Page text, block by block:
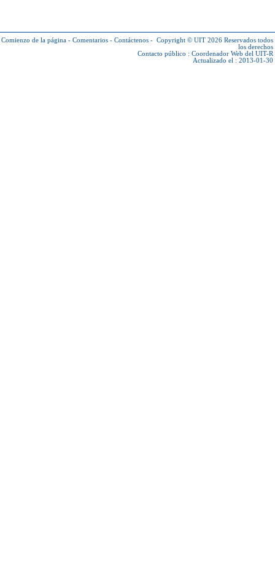
Comienzo de la página - Comentarios - Contáctenos - Copyright © UIT 2026 Reservados todos
los derechos
Contacto público : Coordenador Web del UIT-R
Actualizado el : 2013-01-30